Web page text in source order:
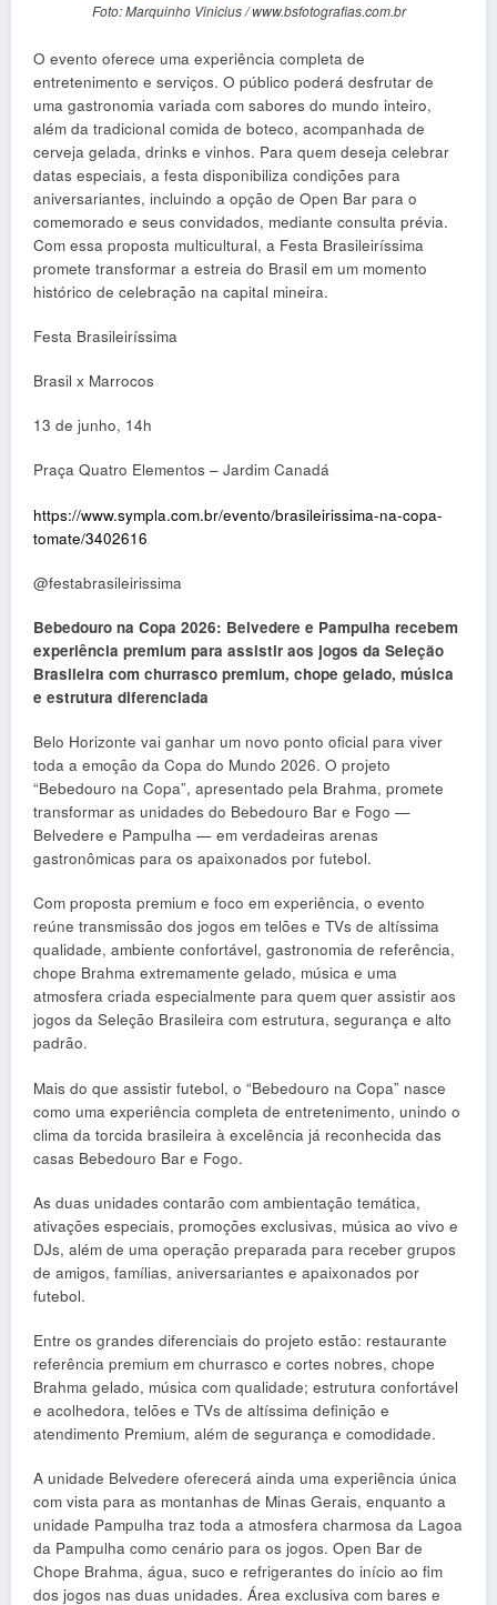
Foto: Marquinho Vinicius / www.bsfotografias.com.br
O evento oferece uma experiência completa de
entretenimento e serviços. O público poderá desfrutar de
uma gastronomia variada com sabores do mundo inteiro,
além da tradicional comida de boteco, acompanhada de
cerveja gelada, drinks e vinhos. Para quem deseja celebrar
datas especiais, a festa disponibiliza condições para
aniversariantes, incluindo a opção de Open Bar para o
comemorado e seus convidados, mediante consulta prévia.
Com essa proposta multicultural, a Festa Brasileiríssima
promete transformar a estreia do Brasil em um momento
histórico de celebração na capital mineira.
Festa Brasileiríssima
Brasil x Marrocos
13 de junho, 14h
Praça Quatro Elementos – Jardim Canadá
https://www.sympla.com.br/evento/brasileirissima-na-copa-
tomate/3402616
@festabrasileirissima
Bebedouro na Copa 2026: Belvedere e Pampulha recebem
experiência premium para assistir aos jogos da Seleção
Brasileira com churrasco premium, chope gelado, música
e estrutura diferenciada
Belo Horizonte vai ganhar um novo ponto oficial para viver
toda a emoção da Copa do Mundo 2026. O projeto
“Bebedouro na Copa”, apresentado pela Brahma, promete
transformar as unidades do Bebedouro Bar e Fogo —
Belvedere e Pampulha — em verdadeiras arenas
gastronômicas para os apaixonados por futebol.
Com proposta premium e foco em experiência, o evento
reúne transmissão dos jogos em telões e TVs de altíssima
qualidade, ambiente confortável, gastronomia de referência,
chope Brahma extremamente gelado, música e uma
atmosfera criada especialmente para quem quer assistir aos
jogos da Seleção Brasileira com estrutura, segurança e alto
padrão.
Mais do que assistir futebol, o “Bebedouro na Copa” nasce
como uma experiência completa de entretenimento, unindo o
clima da torcida brasileira à excelência já reconhecida das
casas Bebedouro Bar e Fogo.
As duas unidades contarão com ambientação temática,
ativações especiais, promoções exclusivas, música ao vivo e
DJs, além de uma operação preparada para receber grupos
de amigos, famílias, aniversariantes e apaixonados por
futebol.
Entre os grandes diferenciais do projeto estão: restaurante
referência premium em churrasco e cortes nobres, chope
Brahma gelado, música com qualidade; estrutura confortável
e acolhedora, telões e TVs de altíssima definição e
atendimento Premium, além de segurança e comodidade.
A unidade Belvedere oferecerá ainda uma experiência única
com vista para as montanhas de Minas Gerais, enquanto a
unidade Pampulha traz toda a atmosfera charmosa da Lagoa
da Pampulha como cenário para os jogos. Open Bar de
Chope Brahma, água, suco e refrigerantes do início ao fim
dos jogos nas duas unidades. Área exclusiva com bares e